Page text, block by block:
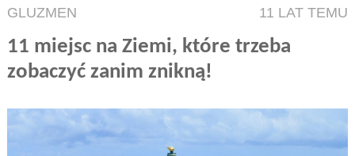
GLUZMEN 11 LAT TEMU
11 miejsc na Ziemi, które trzeba
zobaczyć zanim znikną!